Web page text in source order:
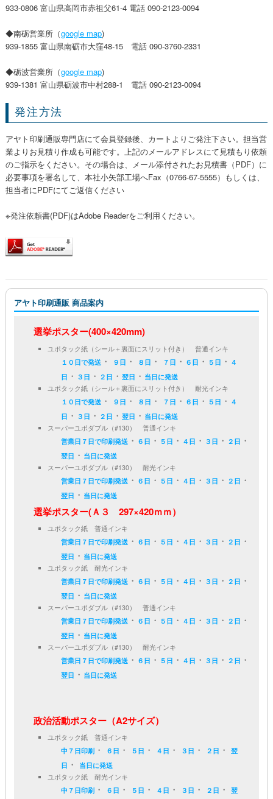
933-0806 富山県高岡市赤祖父61-4 電話 090-2123-0094
◆南砺営業所（google map)
939-1855 富山県南砺市大窪48-15 電話 090-3760-2331
◆砺波営業所（google map)
939-1381 富山県砺波市中村288-1 電話 090-2123-0094
発注方法
アヤト印刷通販専門店にて会員登録後、カートよりご発注下さい。担当営
業よりお見積り作成も可能です。上記のメールアドレスにて見積もり依頼
のご指示をください。その場合は、メール添付されたお見積書（PDF）に
必要事項を署名して、本社小矢部工場へFax（0766-67-5555）もしくは、
担当者にPDFにてご返信ください
※発注依頼書(PDF)はAdobe Readerをご利用ください。
アヤト印刷通販 商品案内
選挙ポスター(400×420mm)
ユポタック紙（シール＋裏面にスリット付き） 普通インキ
１０日で発送 ・ ９日 ・ ８日 ・ ７日 ・ ６日 ・ ５日 ・ ４
日 ・ ３日 ・ ２日 ・翌日 ・ 当日に発送
ユポタック紙（シール＋裏面にスリット付き） 耐光インキ
１０日で発送 ・ ９日 ・ ８日 ・ ７日 ・ ６日 ・ ５日 ・ ４
日 ・ ３日 ・ ２日 ・翌日 ・ 当日に発送
スーパーユポダブル（#130） 普通インキ
営業日７日で印刷発送 ・ ６日 ・ ５日 ・ ４日 ・ ３日 ・ ２日 ・
翌日 ・ 当日に発送
スーパーユポダブル（#130） 耐光インキ
営業日７日で印刷発送 ・ ６日 ・ ５日 ・ ４日 ・ ３日 ・ ２日 ・
翌日 ・ 当日に発送
選挙ポスター(Ａ３ 297×420ｍｍ）
ユポタック紙 普通インキ
営業日７日で印刷発送 ・ ６日 ・ ５日 ・ ４日 ・ ３日 ・ ２日 ・
翌日 ・ 当日に発送
ユポタック紙 耐光インキ
営業日７日で印刷発送 ・ ６日 ・ ５日 ・ ４日 ・ ３日 ・ ２日 ・
翌日 ・ 当日に発送
スーパーユポダブル（#130） 普通インキ
営業日７日で印刷発送 ・ ６日 ・ ５日 ・ ４日 ・ ３日 ・ ２日 ・
翌日 ・ 当日に発送
スーパーユポダブル（#130） 耐光インキ
営業日７日で印刷発送 ・ ６日 ・ ５日 ・ ４日 ・ ３日 ・ ２日 ・
翌日 ・ 当日に発送
政治活動ポスター（A2サイズ）
ユポタック紙 普通インキ
中７日印刷 ・ ６日 ・ ５日 ・ ４日 ・ ３日 ・ ２日 ・翌
日 ・
当日に発送
ユポタック紙 耐光インキ
中７日印刷 ・ ６日 ・ ５日 ・ ４日 ・ ３日 ・ ２日 ・翌